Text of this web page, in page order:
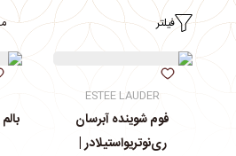
فیلتر
ESTEE LAUDER
فوم شوینده آبرسان
ری‌نوتریواستیلادر |